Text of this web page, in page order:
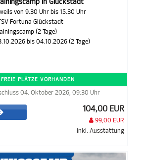
in Glückstadt
von 9.30 Uhr bis 15.30 Uhr
Fortuna Glückstadt
(2 Tage)
bis 04.10.2026 (2 Tage)
FREIE PLÄTZE VORHANDEN
04. Oktober 2026, 09:30 Uhr
104,00 EUR
99,00 EUR
inkl. Ausstattung